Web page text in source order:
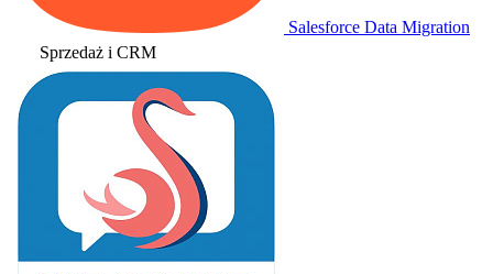
Salesforce Data Migration
Sprzedaż i CRM